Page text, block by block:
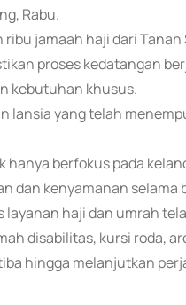
Rabu.
jamaah haji dari
proses kedatangan
kebutuhan khusus.
lansia yang telah
berfokus pada
dan kenyamanan selama
haji dan umrah
disabilitas, kursi roda,
hingga melanjutkan